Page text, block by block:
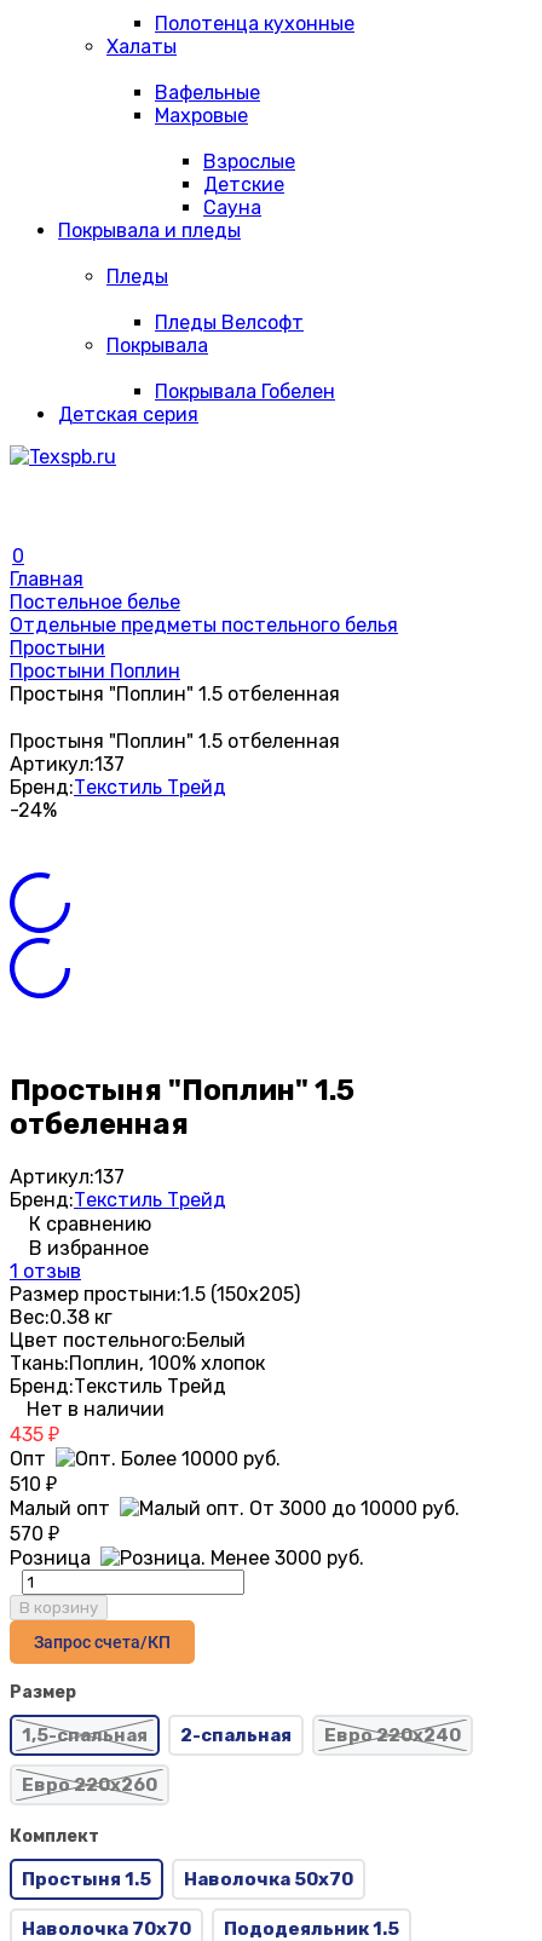
Полотенца кухонные
Халаты
Вафельные
Махровые
Взрослые
Детские
Сауна
Покрывала и пледы
Пледы
Пледы Велсофт
Покрывала
Покрывала Гобелен
Детская серия
0
Главная
Постельное белье
Отдельные предметы постельного белья
Простыни
Простыни Поплин
Простыня "Поплин" 1.5 отбеленная
Простыня "Поплин" 1.5 отбеленная
Артикул:137
Бренд:Текстиль Трейд
-24%
Простыня "Поплин" 1.5
отбеленная
Артикул:137
Бренд:Текстиль Трейд
К сравнению
В избранное
1 отзыв
Размер простыни:1.5 (150х205)
Вес:0.38 кг
Цвет постельного:Белый
Ткань:Поплин, 100% хлопок
Бренд:Текстиль Трейд
Нет в наличии
435 ₽
Опт
510 ₽
Малый опт
570 ₽
Розница
В корзину
Запрос счета/КП
Размер
1,5-спальная 2-спальная Евро 220х240
Евро 220х260
Комплект
Простыня 1.5 Наволочка 50х70
Наволочка 70х70 Пододеяльник 1.5